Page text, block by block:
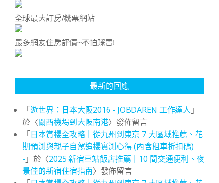
全球最大訂房/機票網站
最多網友住房評價~不怕踩雷!
最新的回應
「遊世界：日本大阪2016 - JOBDAREN 工作達人 」
於〈關西機場到大阪南港〉發佈留言
「日本賞櫻全攻略｜從九州到東京 7 大區域推薦、花
期預測與親子自駕追櫻實測心得 (內含租車折扣碼)
- 」於〈2025 新宿車站飯店推薦｜10 間交通便利、夜
景佳的新宿住宿指南〉發佈留言